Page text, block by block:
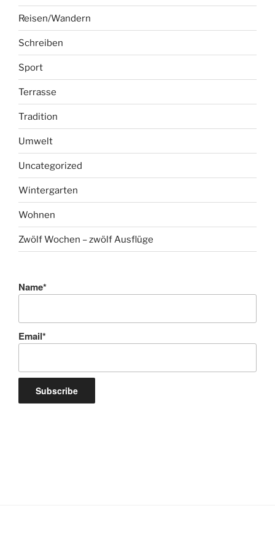
Reisen/Wandern
Schreiben
Sport
Terrasse
Tradition
Umwelt
Uncategorized
Wintergarten
Wohnen
Zwölf Wochen – zwölf Ausflüge
Name*
Email*